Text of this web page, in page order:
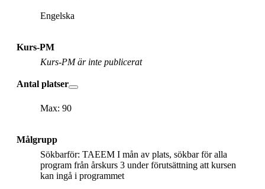
Engelska
Kurs-PM
Kurs-PM är inte publicerat
Antal platser
Max: 90
Målgrupp
Sökbarför: TAEEM I mån av plats, sökbar för alla
program från årskurs 3 under förutsättning att kursen
kan ingå i programmet